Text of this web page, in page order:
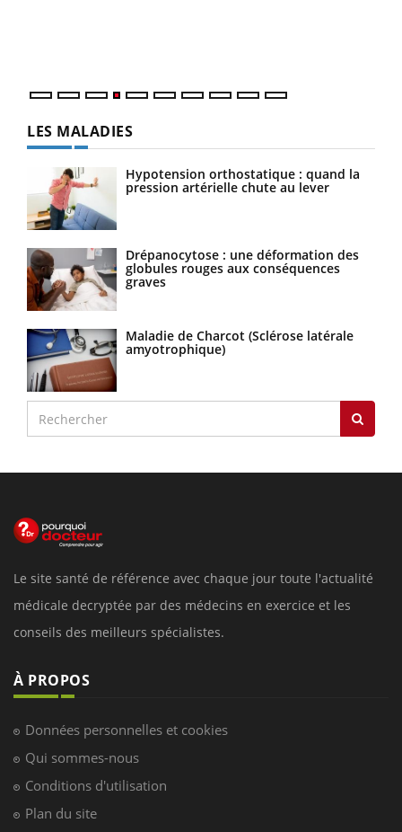
LES MALADIES
Hypotension orthostatique : quand la
pression artérielle chute au lever
Drépanocytose : une déformation des
globules rouges aux conséquences
graves
Maladie de Charcot (Sclérose latérale
amyotrophique)
Le site santé de référence avec chaque jour toute l'actualité
médicale decryptée par des médecins en exercice et les
conseils des meilleurs spécialistes.
À PROPOS
Données personnelles et cookies
Qui sommes-nous
Conditions d'utilisation
Plan du site